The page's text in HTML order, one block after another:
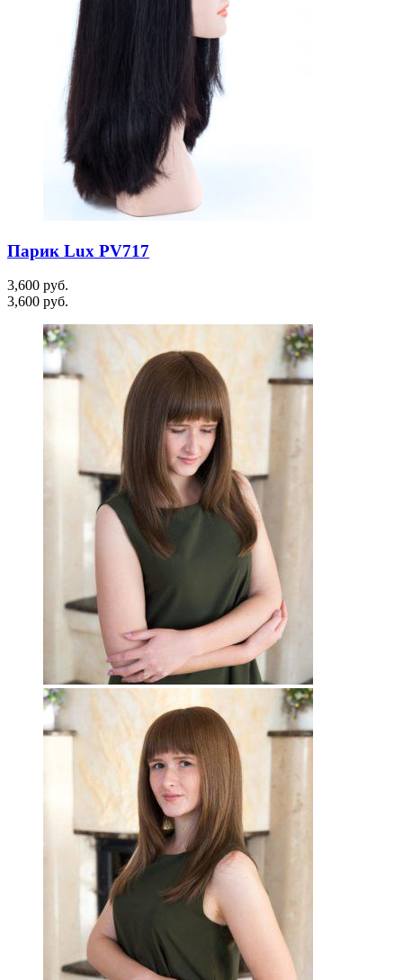
Парик Lux PV717
3,600 руб.
3,600 руб.